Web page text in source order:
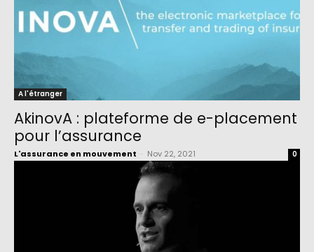
A l'étranger
AkinovA : plateforme de e-placement
pour l’assurance
L'assurance en mouvement Nov 22, 2021 0